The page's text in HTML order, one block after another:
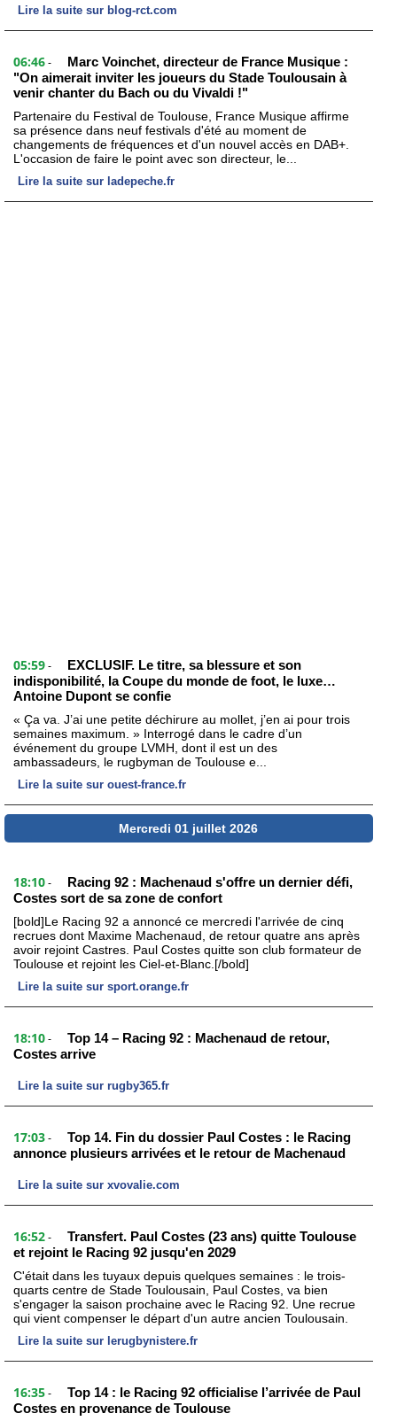
Lire la suite sur blog-rct.com
06:46 -
Marc Voinchet, directeur de France Musique :
"On aimerait inviter les joueurs du Stade Toulousain à
venir chanter du Bach ou du Vivaldi !"
Partenaire du Festival de Toulouse, France Musique affirme
sa présence dans neuf festivals d'été au moment de
changements de fréquences et d'un nouvel accès en DAB+.
L'occasion de faire le point avec son directeur, le...
Lire la suite sur ladepeche.fr
05:59 -
EXCLUSIF. Le titre, sa blessure et son
indisponibilité, la Coupe du monde de foot, le luxe…
Antoine Dupont se confie
« Ça va. J’ai une petite déchirure au mollet, j’en ai pour trois
semaines maximum. » Interrogé dans le cadre d’un
événement du groupe LVMH, dont il est un des
ambassadeurs, le rugbyman de Toulouse e...
Lire la suite sur ouest-france.fr
Mercredi 01 juillet 2026
18:10 -
Racing 92 : Machenaud s'offre un dernier défi,
Costes sort de sa zone de confort
[bold]Le Racing 92 a annoncé ce mercredi l'arrivée de cinq
recrues dont Maxime Machenaud, de retour quatre ans après
avoir rejoint Castres. Paul Costes quitte son club formateur de
Toulouse et rejoint les Ciel-et-Blanc.[/bold]
Lire la suite sur sport.orange.fr
18:10 -
Top 14 – Racing 92 : Machenaud de retour,
Costes arrive
Lire la suite sur rugby365.fr
17:03 -
Top 14. Fin du dossier Paul Costes : le Racing
annonce plusieurs arrivées et le retour de Machenaud
Lire la suite sur xvovalie.com
16:52 -
Transfert. Paul Costes (23 ans) quitte Toulouse
et rejoint le Racing 92 jusqu'en 2029
C'était dans les tuyaux depuis quelques semaines : le trois-
quarts centre de Stade Toulousain, Paul Costes, va bien
s'engager la saison prochaine avec le Racing 92. Une recrue
qui vient compenser le départ d'un autre ancien Toulousain.
Lire la suite sur lerugbynistere.fr
16:35 -
Top 14 : le Racing 92 officialise l’arrivée de Paul
Costes en provenance de Toulouse